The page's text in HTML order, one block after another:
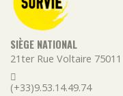
SIÈGE NATIONAL
21ter Rue Voltaire 75011
(+33)9.53.14.49.74